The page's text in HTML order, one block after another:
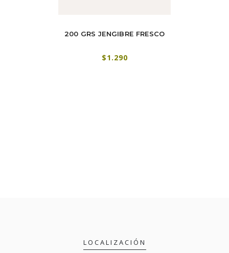
200 GRS JENGIBRE FRESCO
$1.290
LOCALIZACIÓN